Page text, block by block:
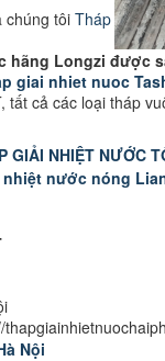
chúng tôiTháp
hãng Longzi được
giai nhiet nuoc
tất cả các loại tháp
GIẢI NHIỆT NƯỚC
nước nóng
Nội